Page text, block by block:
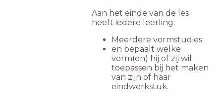
Aan het einde van de les
heeft iedere leerling:
Meerdere vormstudies;
en bepaalt welke
vorm(en) hij of zij wil
toepassen bij het maken
van zijn of haar
eindwerkstuk.